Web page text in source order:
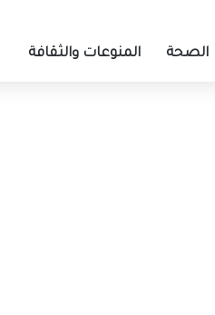
الصحة المنوعات والثقافة